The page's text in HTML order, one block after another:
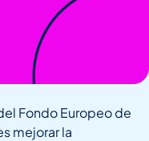
Fondo Europeo de
mejorar la